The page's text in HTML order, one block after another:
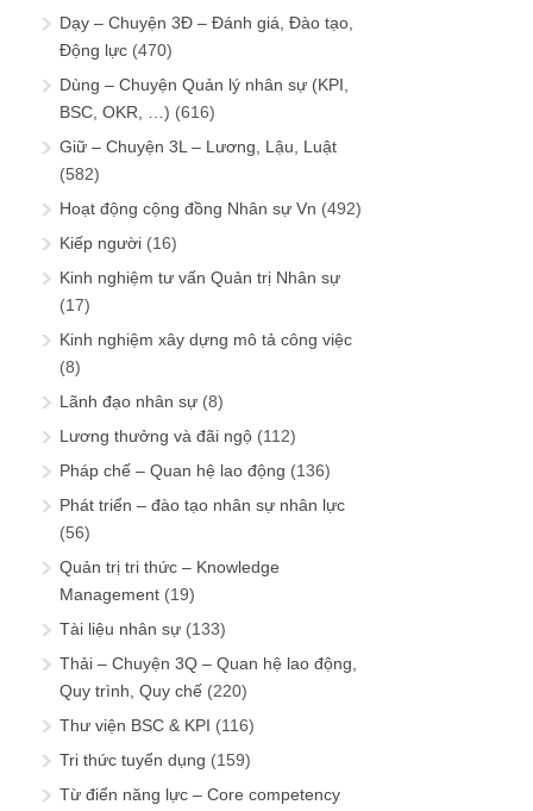
Dạy – Chuyện 3Đ – Đánh giá, Đào tạo,
Động lực (470)
Dùng – Chuyện Quản lý nhân sự (KPI,
BSC, OKR, …) (616)
Giữ – Chuyện 3L – Lương, Lậu, Luật
(582)
Hoạt động cộng đồng Nhân sự Vn (492)
Kiếp người (16)
Kinh nghiệm tư vấn Quản trị Nhân sự
(17)
Kinh nghiệm xây dựng mô tả công việc
(8)
Lãnh đạo nhân sự (8)
Lương thưởng và đãi ngộ (112)
Pháp chế – Quan hệ lao động (136)
Phát triển – đào tạo nhân sự nhân lực
(56)
Quản trị tri thức – Knowledge
Management (19)
Tài liệu nhân sự (133)
Thải – Chuyện 3Q – Quan hệ lao động,
Quy trình, Quy chế (220)
Thư viện BSC & KPI (116)
Tri thức tuyển dụng (159)
Từ điển năng lực – Core competency